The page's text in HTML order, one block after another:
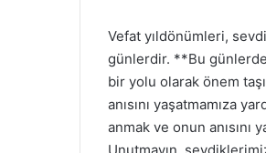
Vefat yıldönümleri,
günlerdir. **Bu günlerde
bir yolu olarak önem
anısını yaşatmamıza
anmak ve onun